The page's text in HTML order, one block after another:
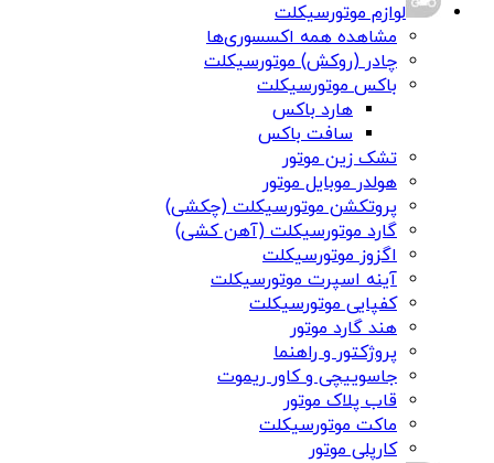
لوازم موتورسیکلت
مشاهده همه اکسسوری‌ها
چادر (روکش) موتورسیکلت
باکس موتورسیکلت
هارد باکس
سافت باکس
تشک زین موتور
هولدر موبایل موتور
پروتکشن موتورسیکلت (چکشی)
گارد موتورسیکلت (آهن کشی)
اگزوز موتورسیکلت
آینه اسپرت موتورسیکلت
کفپایی موتورسیکلت
هند گارد موتور
پروژکتور و راهنما
جاسوییچی و کاور ریموت
قاب پلاک موتور
ماکت موتورسیکلت
کارپلی موتور